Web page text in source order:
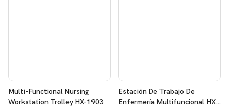
Multi-Functional Nursing
Workstation Trolley HX-1903
Estación De Trabajo De
Enfermería Multifuncional HX-